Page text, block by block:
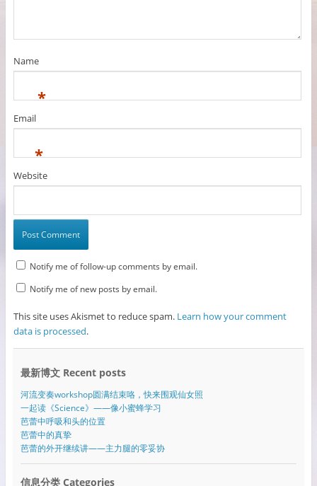
Name
*
Email
*
Website
Notify me of follow-up comments by email.
Notify me of new posts by email.
This site uses Akismet to reduce spam. Learn how your comment
data is processed.
最新博文 Recent posts
河流变奏workshop圆满结束咯，快来围观仙女照
一起读《Science》——像小蜜蜂学习
芭蕾中呼吸和头的位置
芭蕾中的真挚
芭蕾的外开继续讲——主力腿的零妥协
信息分类 Categories